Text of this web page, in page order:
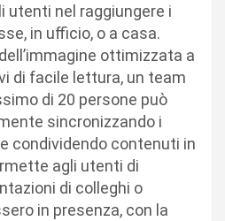
utenti nel raggiungere i
in ufficio, o a casa.
ottimizzata a
di facile lettura, un team
di 20 persone può
sincronizzando i
condividendo contenuti in
agli utenti di
di colleghi o
in presenza, con la